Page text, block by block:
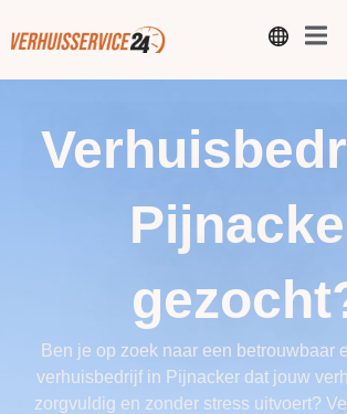
Ben je op zoek naar een betrouwbaar
verhuisbedrijf in Pijnacker dat jouw
zorgvuldig en zonder stress uitvoert?